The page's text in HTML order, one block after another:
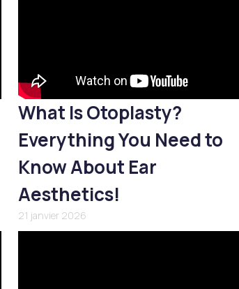
What Is Otoplasty?
Everything You Need to
Know About Ear
Aesthetics!
21 janvier 2026